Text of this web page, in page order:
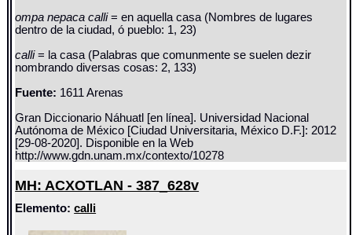
ompa nepaca calli= en aquella casa (Nombres de lugares
dentro de la ciudad, ó pueblo: 1, 23)
calli= la casa (Palabras que comunmente se suelen dezir
nombrando diversas cosas: 2, 133)
Fuente: 1611 Arenas
Gran Diccionario Náhuatl [en línea]. Universidad Nacional
Autónoma de México [Ciudad Universitaria, México D.F.]: 2012
[29-08-2020]. Disponible en la Web
http://www.gdn.unam.mx/contexto/10278
MH: ACXOTLAN - 387_628v
Elemento:calli